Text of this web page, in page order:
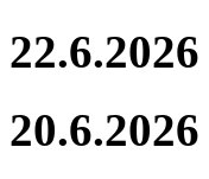
22.6.2026
20.6.2026